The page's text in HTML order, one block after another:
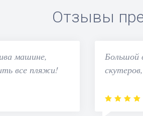
Отзывы
машине,
все пляжи!
Большой